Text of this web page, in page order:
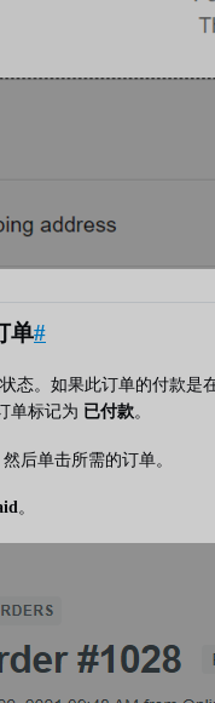
单#
状态。如果此订单的付款是
单标记为 已付款。
然后单击所需的订单。
。